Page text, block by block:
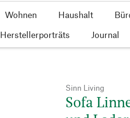
Wohnen Haushalt
Herstellerporträts Journal
Sinn Living
Sofa